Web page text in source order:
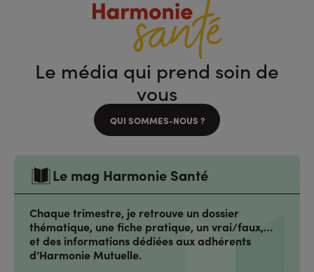
Le média qui prend soin de
vous
QUI SOMMES-NOUS ?
Le mag Harmonie Santé
Chaque trimestre, je retrouve un dossier
thématique, une fiche pratique, un vrai/faux,…
et des informations dédiées aux adhérents
d’Harmonie Mutuelle.